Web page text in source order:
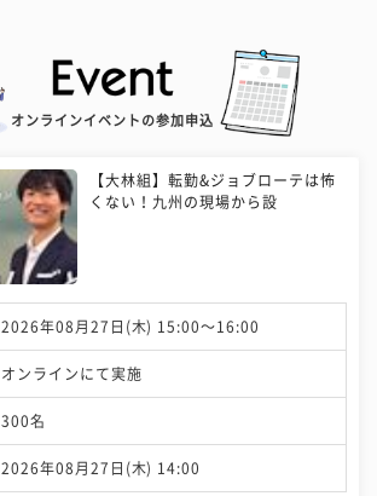
オンラインイベントの参加申込
【大林組】転勤&ジョブローテは怖
くない！九州の現場から設
2026年08月27日(木) 15:00〜16:00
オンラインにて実施
300名
2026年08月27日(木) 14:00